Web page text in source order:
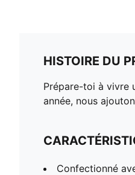
HISTOIRE DU
Prépare-toi à vivre
année, nous
Confectionné